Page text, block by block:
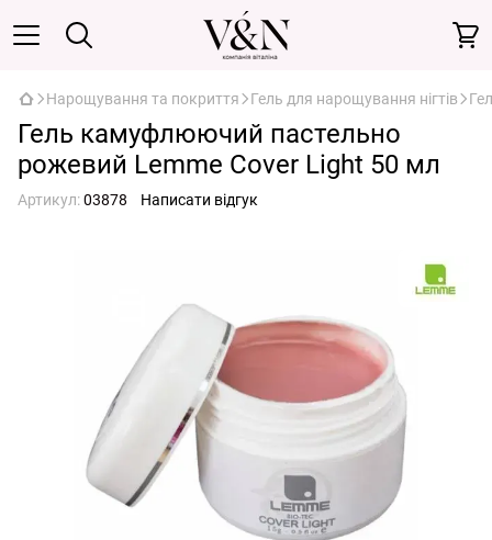
Нарощування та покриття Гель для нарощування нігтів
Гель камуфлюючий пастельно
рожевий Lemme Cover Light 50 мл
Артикул:03878 Написати відгук